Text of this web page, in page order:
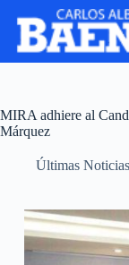
MIRA adhiere al
Márquez
Últimas Noticias